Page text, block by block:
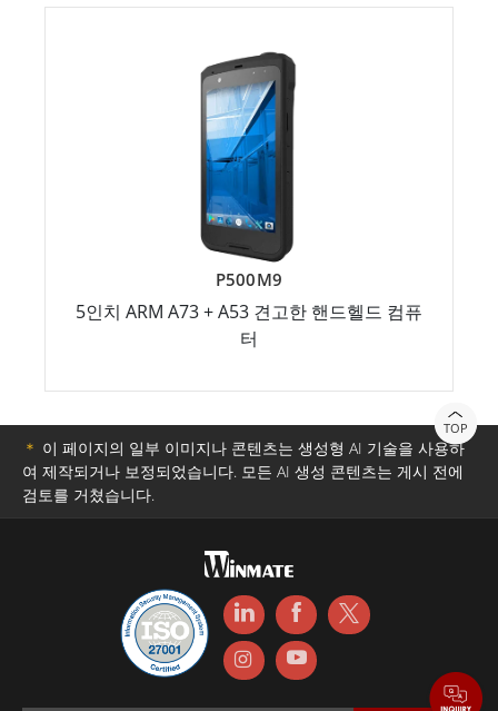
P500M9
5인치 ARM A73 + A53 견고한 핸드헬드 컴퓨
터
TOP
＊ 이 페이지의 일부 이미지나 콘텐츠는 생성형 AI 기술을 사용하
여 제작되거나 보정되었습니다. 모든 AI 생성 콘텐츠는 게시 전에
검토를 거쳤습니다.